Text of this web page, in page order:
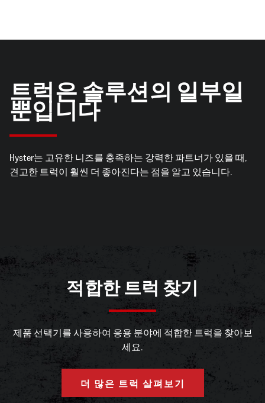
트럭은 솔루션의 일부일
뿐입니다
Hyster는 고유한 니즈를 충족하는 강력한 파트너가 있을 때,
견고한 트럭이 훨씬 더 좋아진다는 점을 알고 있습니다.
적합한 트럭 찾기
제품 선택기를 사용하여 응용 분야에 적합한 트럭을 찾아보
세요.
더 많은 트럭 살펴보기